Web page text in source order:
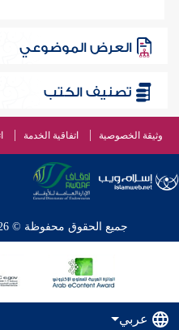
العرض الموضوعي
تصنيف الكتب
وثيقة الخصوصية اتفاقية الخدمة
جميع الحقوق محفوظة © 2026 - 1998 لشبكة إسلام ويب
عربي